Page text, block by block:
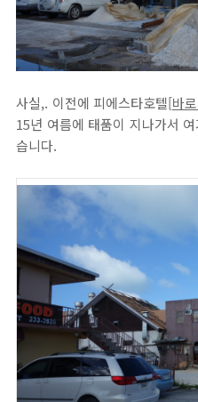
사실,. 이전에 피에스타호텔[바
15년 여름에 태품이 지나가서
습니다.